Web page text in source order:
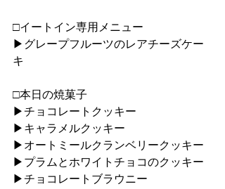
□イートイン専用メニュー
▶︎グレープフルーツのレアチーズケー
キ
□本日の焼菓子
▶︎チョコレートクッキー
▶︎キャラメルクッキー
▶︎オートミールクランベリークッキー
▶︎プラムとホワイトチョコのクッキー
▶︎チョコレートブラウニー